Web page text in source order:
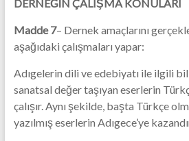
DERNEĞİN ÇALIŞMA KONULARI
Madde 7– Dernek amaçlarını
aşağıdaki çalışmaları yapar:
Adıgelerin dili ve edebiyatı ile ilgili
sanatsal değer taşıyan eserlerin
çalışır. Aynı şekilde, başta Türkçe
yazılmış eserlerin Adıgece’ye